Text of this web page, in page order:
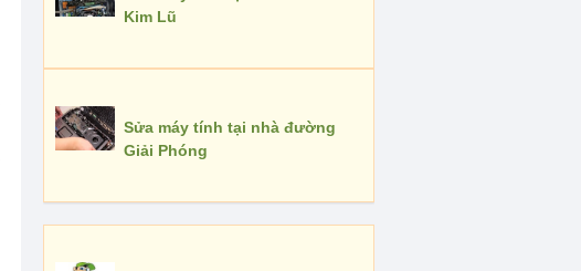
Kim Lũ
Sửa máy tính tại nhà đường
Giải Phóng